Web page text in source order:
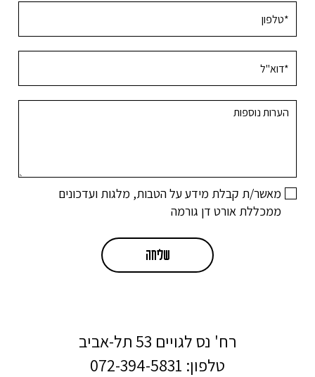
מאשר/ת קבלת מידע על הטבות, מלגות ועדכונים
ממכללת אורט דן גורמה
רח' נס לגויים 53 תל-אביב
טלפון: 072-394-5831